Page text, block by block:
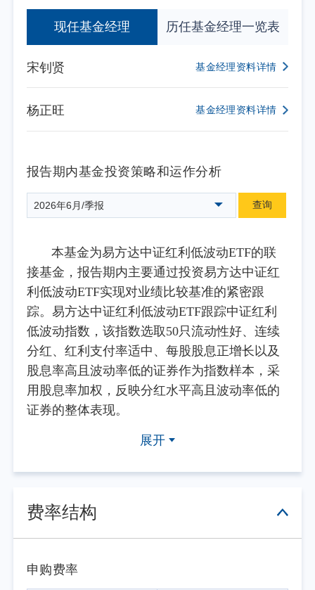
现任基金经理 历任基金经理一览表
宋钊贤 基金经理资料详情
杨正旺 基金经理资料详情
报告期内基金投资策略和运作分析
2026年6月/季报 查询
本基金为易方达中证红利低波动ETF的联
接基金，报告期内主要通过投资易方达中证红
利低波动ETF实现对业绩比较基准的紧密跟
踪。易方达中证红利低波动ETF跟踪中证红利
低波动指数，该指数选取50只流动性好、连续
分红、红利支付率适中、每股股息正增长以及
股息率高且波动率低的证券作为指数样本，采
用股息率加权，反映分红水平高且波动率低的
证券的整体表现。
升，美联储维持利率不变，市场对降息时点的
预期持续后移，美元阶段性走强对新兴市场形
情绪。国内方面，一季度GDP同比增长5.0%，
转为5月的-0.6%，内需修复仍面临挑战；PPI同
展开
费率结构
申购费率